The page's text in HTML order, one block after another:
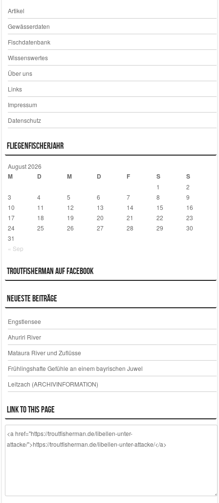
Artikel
Gewässerdaten
Fischdatenbank
Wissenswertes
Über uns
Links
Impressum
Datenschutz
Fliegenfischerjahr
August 2026
M D M D F S S
« Sep
1
2
3
4 5 6 7 8
9
10
11 12 13 14 15
16
17
18 19 20 21 22
23
24
25 26 27 28 29
30
31
Troutfisherman auf Facebook
Neueste Beiträge
Engstlensee
Ahuriri River
Mataura River und Zuflüsse
Frühlingshafte Gefühle an einem bayrischen Juwel
Leitzach (ARCHIVINFORMATION)
Link to this page